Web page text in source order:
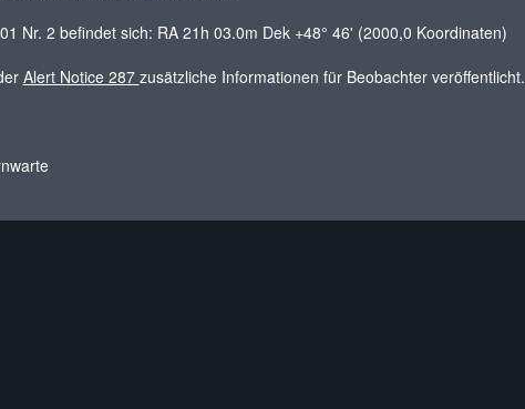
Nr. 2 befindet sich: RA 21h 03.0m Dek +48° 46' (2000,0 Koordinaten)
Alert Notice 287 zusätzliche Informationen für Beobachter veröffentlicht.